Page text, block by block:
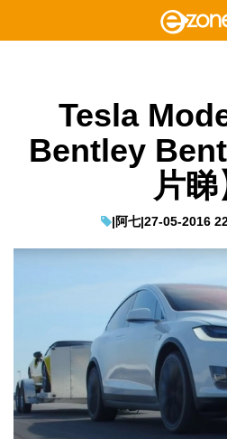
Tesla
Bentley
片睇
|阿七|27-05-2016